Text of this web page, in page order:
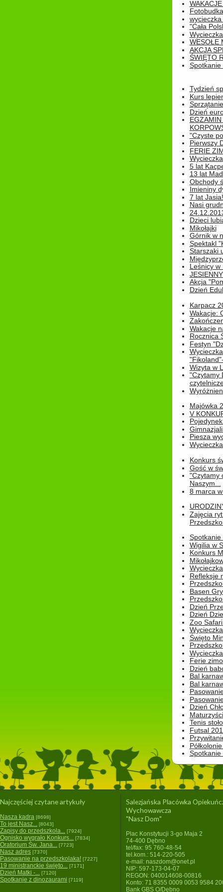
Fotobudka
"Cała
WESOŁE
AKCJA
ŚWIĘTO
Spotkanie
Tydzień
Kurs
Dzień
"Czyste
Pierwszy
FERIE
5 lat
13 lat
Obchody
Imieniny
7 lat Jasia!
Nasi
Dzieci
Mikołajki
Górnik w
Spektakl
Starszaki
Leśnicy w
Akcja
Dzień
Karpacz
Wakacje:
Wakacje
Rocznica
Festyn
Wizyta w
"Czytamy
Majówka
V
Piesza
Konkurs
Gość w
"Czytamy
Naszym...
8 marca
Zajęcia
Spotkanie
Wigilia w
Konkurs
Refleksje
Basen
Dzień
Dzień
Zoo
Święto
Ferie
Dzień
Bal
Bal
Dzień
Tenis
Futsal
Najczęściej czytane artykuły
Nasza kadra [8698]
To jest Nasz... [8043]
Zapisy do przedszkola... [7924]
Ognisko wygrało Konkurs... [7834]
Oratorium Św. Jana... [7723]
Nasz adres [7370]
Pasowanie na przedszkolaka! [7227]
19 ministranckie święto... [7171]
Dzień Matki -... [7120]
Spotkanie z dinozaurami [7119]
Salezjańska Placówka
Wychowawcza
"Nasz Dom"
Plac Konstytucji 3-go Maja 2
74-400 Dębno
tel/fax: 95 760-48-54
tel.kom.: 514-220-505
e-mail: naszdom@onet.pl
NIP: 597-173-04-07
REGON: 040014608-00816
Konto: 71 8355 0009 0053 9584
Bank GBS O/Dębno